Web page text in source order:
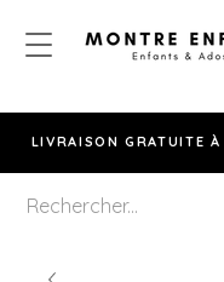
LIVRAISON GRATUITE